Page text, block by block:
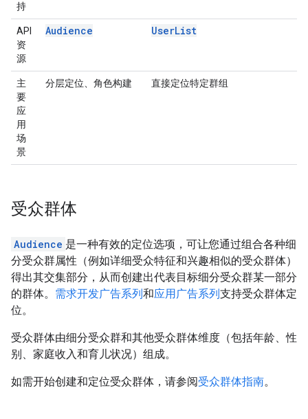
持
API
资
源
Audience UserList
主
要
应
用
场
景
分层定位、角色构建 直接定位特定群组
受众群体
Audience 是一种有效的定位选项，可让您通过组合各种细
分受众群属性（例如详细受众特征和兴趣相似的受众群体）
得出其交集部分，从而创建出代表目标细分受众群某一部分
的群体。 需求开发广告系列和应用广告系列支持受众群体定
位。
受众群体由细分受众群和其他受众群体维度（包括年龄、性
别、家庭收入和育儿状况）组成。
如需开始创建和定位受众群体，请参阅受众群体指南。